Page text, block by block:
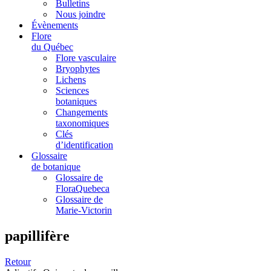
Bulletins
Nous joindre
Évènements
Flore
du Québec
Flore vasculaire
Bryophytes
Lichens
Sciences
botaniques
Changements
taxonomiques
Clés
d’identification
Glossaire
de botanique
Glossaire de
FloraQuebeca
Glossaire de
Marie-Victorin
papillifère
Retour